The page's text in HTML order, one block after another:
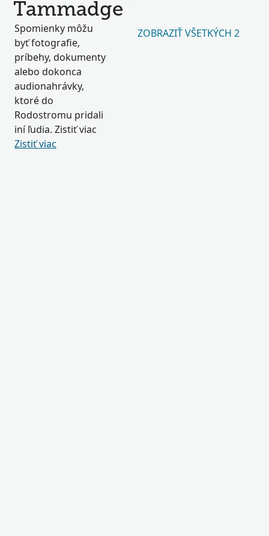
Tammadge
Spomienky môžu
byť fotografie,
príbehy, dokumenty
alebo dokonca
audionahrávky,
ktoré do
Rodostromu pridali
iní ľudia. Zistiť viac
Zistiť viac
ZOBRAZIŤ VŠETKÝCH 2